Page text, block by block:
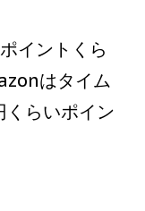
イントくら
はタイム
らいポイン